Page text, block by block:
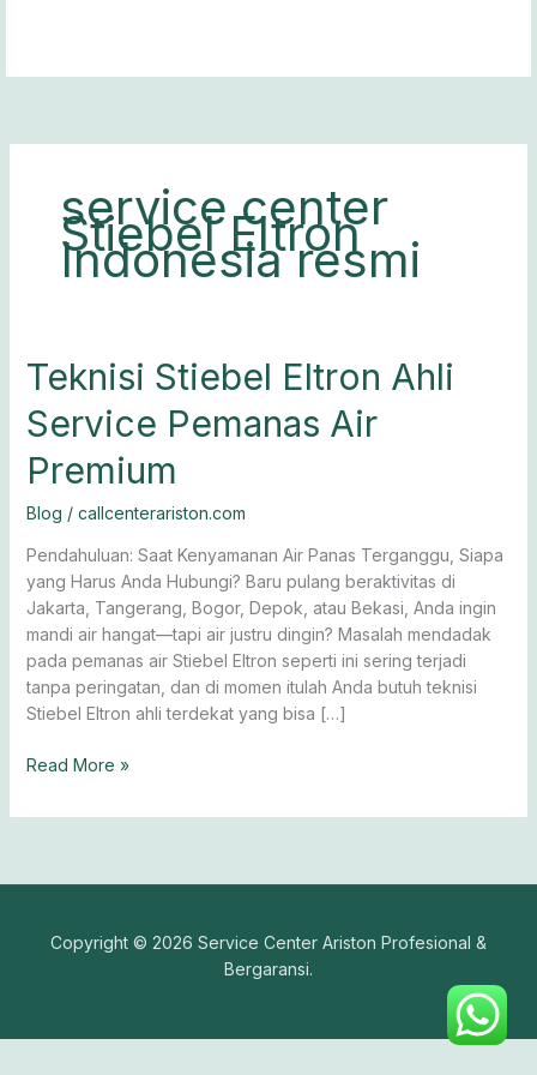
service center
Stiebel Eltron
Indonesia resmi
Teknisi Stiebel Eltron Ahli
Service Pemanas Air
Premium
Blog / callcenterariston.com
Pendahuluan: Saat Kenyamanan Air Panas Terganggu, Siapa
yang Harus Anda Hubungi? Baru pulang beraktivitas di
Jakarta, Tangerang, Bogor, Depok, atau Bekasi, Anda ingin
mandi air hangat—tapi air justru dingin? Masalah mendadak
pada pemanas air Stiebel Eltron seperti ini sering terjadi
tanpa peringatan, dan di momen itulah Anda butuh teknisi
Stiebel Eltron ahli terdekat yang bisa […]
Teknisi
Stiebel
Eltron
Service
Air
Premium
Read More »
Copyright © 2026 Service Center Ariston Profesional &
Bergaransi.